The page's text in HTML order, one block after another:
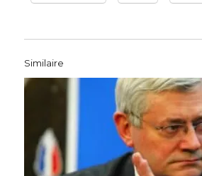
Similaire